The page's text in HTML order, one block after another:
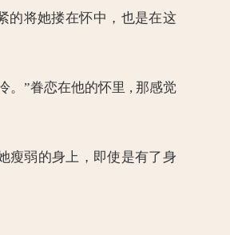
的将她搂在怀中，也是在这
”眷恋在他的怀里 , 那感觉
弱的身上，即使是有了身